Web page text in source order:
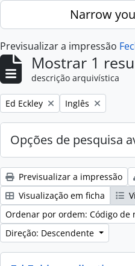
Skip to main contentNarrow
Previsualizar a impressão
Mostrar 1
descrição arquivística
Remove filter:
Ed Eckley Remove filter:
Inglês
Opções de pesquisa
Previsualizar a impressão
Visualização em ficha
Ordenar por ordem: Código de
Direção: Descendente